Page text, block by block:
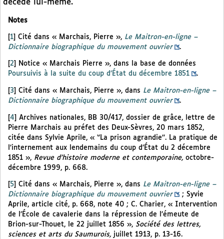
décède lui-même.
Notes
[1] Cité dans « Marchais, Pierre », Le Maitron-en-ligne –
Dictionnaire biographique du mouvement ouvrier
.
2
Notice « Marchais Pierre », dans la base de données
Poursuivis à la suite du coup d’État du décembre 1851
.
3 Cité dans « Marchais, Pierre », dans Le Maitron-en-ligne –
Dictionnaire biographique du mouvement ouvrier
.
[4] Archives nationales, BB 30/417, dossier de grâce, lettre de
Pierre Marchais au préfet des Deux-Sèvres, 20 mars 1852,
citée dans Sylvie Aprile, « ‘’La prison agrandie’’. La pratique de
l’internement aux lendemains du coup d’État du 2 décembre
1851 », Revue d’histoire moderne et contemporaine, octobre-
décembre 1999, p. 668.
5 Cité dans « Marchais, Pierre », dans Le Maitron-en-ligne –
Dictionnaire biographique du mouvement ouvrier
; Syvie
Aprile, article cité, p. 668, note 40 ; C. Charier, « Intervention
de l’École de cavalerie dans la répression de l’émeute de
Brion-sur-Thouet, le 22 juillet 1856 », Société des lettres,
sciences et arts du Saumurois, juillet 1913, p. 13-16.